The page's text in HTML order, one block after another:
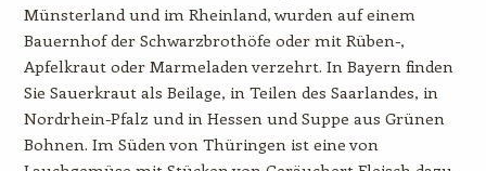
Münsterland und im Rheinland, wurden auf einem
Bauernhof der Schwarzbrothöfe oder mit Rüben-,
Apfelkraut oder Marmeladen verzehrt. In Bayern finden
Sie Sauerkraut als Beilage, in Teilen des Saarlandes, in
Nordrhein-Pfalz und in Hessen und Suppe aus Grünen
Bohnen. Im Süden von Thüringen ist eine von